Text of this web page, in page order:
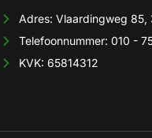
Adres: Vlaardingweg
Telefoonnummer: 010 -
KVK: 65814312